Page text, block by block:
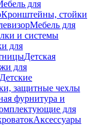
для
Кронштейны, стойки
Мебель для
и системы
для
Детская
для
Детские
защитные чехлы
фурнитура и
для
Аксессуары